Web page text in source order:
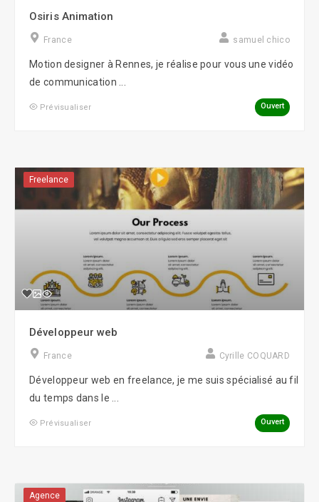
Osiris Animation
France samuel chico
Motion designer à Rennes, je réalise pour vous une vidéo
de communication ...
Prévisualiser Ouvert
Freelance
Développeur web
France Cyrille COQUARD
Développeur web en freelance, je me suis spécialisé au fil
du temps dans le ...
Prévisualiser Ouvert
Agence